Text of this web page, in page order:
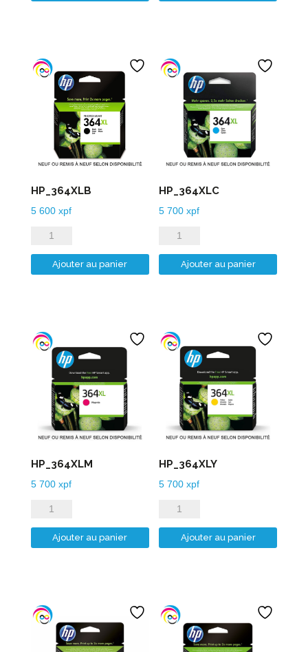
HP_364XLB
5 600 xpf
quantité
de
HP_364XLB
Ajouter au panier
HP_364XLC
5 700xpf
quantité
de
HP_364XLC
Ajouter au panier
HP_364XLM
5 700 xpf
quantité
de
HP_364XLM
Ajouter au panier
HP_364XLY
5 700xpf
quantité
de
HP_364XLY
Ajouter au panier